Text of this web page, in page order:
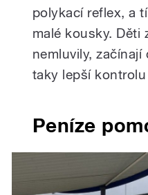
polykací reflex, a
malé kousky. Děti
nemluvily,
taky lepší
Peníze